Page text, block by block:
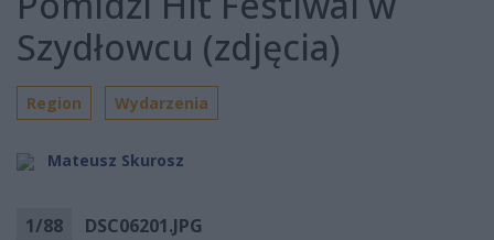
Szydłowcu (zdjęcia)
Region Wydarzenia
Mateusz Skurosz
1/88 DSC06201.JPG